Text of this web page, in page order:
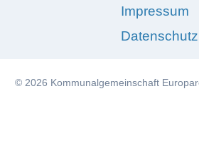
Impressum
Datenschutz
© 2026 Kommunalgemeinschaft